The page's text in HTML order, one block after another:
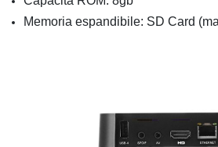
Memoria espandibile: SD Card